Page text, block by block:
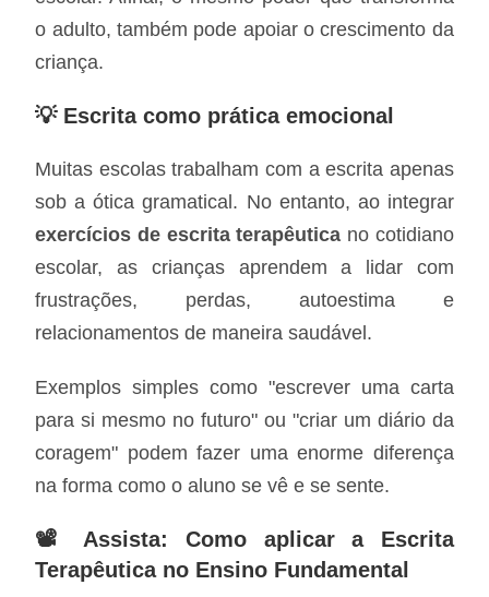
o adulto, também pode apoiar o crescimento da
criança.
💡 Escrita como prática emocional
Muitas escolas trabalham com a escrita apenas
sob a ótica gramatical. No entanto, ao integrar
exercícios de escrita terapêutica no cotidiano
escolar, as crianças aprendem a lidar com
frustrações, perdas, autoestima e
relacionamentos de maneira saudável.
Exemplos simples como "escrever uma carta
para si mesmo no futuro" ou "criar um diário da
coragem" podem fazer uma enorme diferença
na forma como o aluno se vê e se sente.
📽️ Assista: Como aplicar a Escrita
Terapêutica no Ensino Fundamental